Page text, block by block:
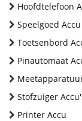
Hoofdtelefoon
Speelgoed Accu
Toetsenbord
Pinautomaat
Stofzuiger
Printer Accu